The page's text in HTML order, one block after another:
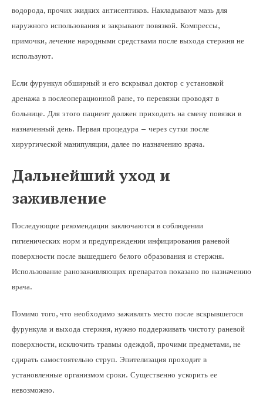
водорода, прочих жидких антисептиков. Накладывают мазь для
наружного использования и закрывают повязкой. Компрессы,
примочки, лечение народными средствами после выхода стержня не
используют.
Если фурункул обширный и его вскрывал доктор с установкой
дренажа в послеоперационной ране, то перевязки проводят в
больнице. Для этого пациент должен приходить на смену повязки в
назначенный день. Первая процедура – через сутки после
хирургической манипуляции, далее по назначению врача.
Дальнейший уход и
заживление
Последующие рекомендации заключаются в соблюдении
гигиенических норм и предупреждении инфицирования раневой
поверхности после вышедшего белого образования и стержня.
Использование ранозаживляющих препаратов показано по назначению
врача.
Помимо того, что необходимо заживлять место после вскрывшегося
фурункула и выхода стержня, нужно поддерживать чистоту раневой
поверхности, исключить травмы одеждой, прочими предметами, не
сдирать самостоятельно струп. Эпителизация проходит в
установленные организмом сроки. Существенно ускорить ее
невозможно.